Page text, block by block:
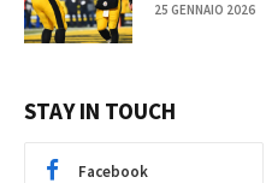
25 GENNAIO 2026
STAY IN TOUCH
Facebook